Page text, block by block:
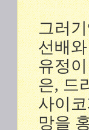
그러
선배
유정
은, 드
사이
망을